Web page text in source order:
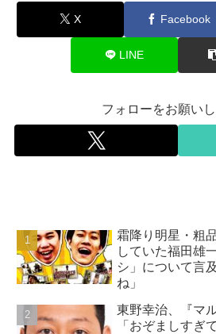
X Facebook
LINE
フォローをお願いし
霜降り明星・粗
していた福田雄
シ」について言
ね」
東野幸治、『マ
「おぞましすぎ